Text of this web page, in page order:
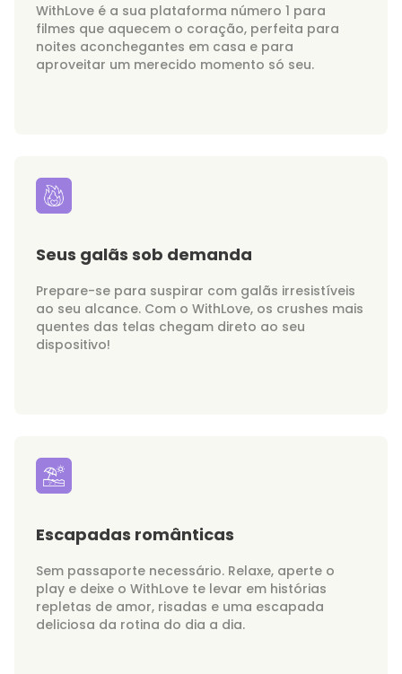
WithLove é a sua plataforma número 1 para
filmes que aquecem o coração, perfeita para
noites aconchegantes em casa e para
aproveitar um merecido momento só seu.
Seus galãs sob demanda
Prepare-se para suspirar com galãs irresistíveis
ao seu alcance. Com o WithLove, os crushes mais
quentes das telas chegam direto ao seu
dispositivo!
Escapadas românticas
Sem passaporte necessário. Relaxe, aperte o
play e deixe o WithLove te levar em histórias
repletas de amor, risadas e uma escapada
deliciosa da rotina do dia a dia.